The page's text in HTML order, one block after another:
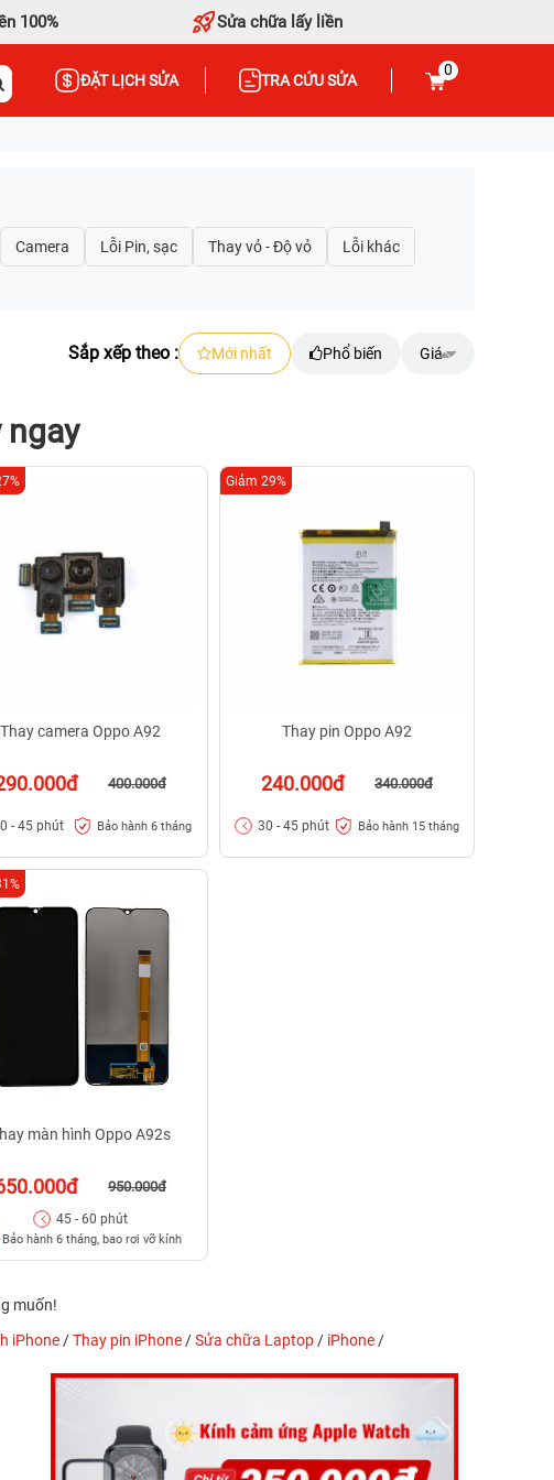
100% Sửa chữa lấy liền
ĐẶT LỊCH SỬA TRA CỨU SỬA
0
Sắp xếp theo : Mới nhất Phổ biến Giá
ngay
Thay camera Oppo A92
400.000đ
- 45 phút Bảo hành 6 tháng
Thay pin Oppo A92
240.000đ 340.000đ
Giảm 29%
30 - 45 phút Bảo hành 15 tháng
màn hình Oppo A92s
950.000đ
45 - 60 phút
Bảo hành 6 tháng, bao rơi vỡ kính
muốn!
iPhone /Thay pin iPhone /Sửa chữa Laptop / iPhone /